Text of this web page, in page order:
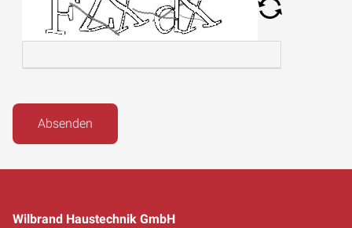
Absenden
Wilbrand Haustechnik GmbH